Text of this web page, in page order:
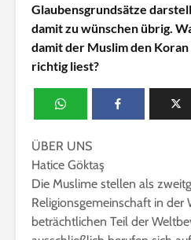
Glaubensgrundsätze
damit zu wünschen übrig.
damit der Muslim den
richtig liest?
ÜBER UNS
Hatice Göktaş
Die Muslime stellen als
Religionsgemeinschaft in der
beträchtlichen Teil der